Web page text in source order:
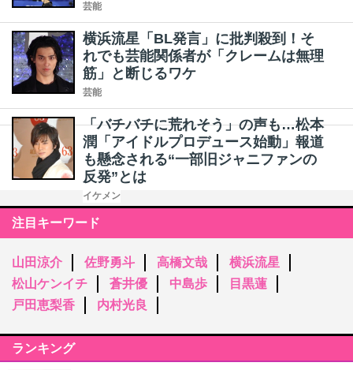
芸能
横浜流星「BL発言」に批判殺到！そ
れでも芸能関係者が「クレームは無理
筋」と断じるワケ
芸能
「バチバチに荒れそう」の声も…松本
潤「アイドルプロデュース始動」報道
も懸念される“一部旧ジャニファンの
反発”とは
イケメン
注目キーワード
山田涼介 佐野勇斗 高橋文哉
横浜流星
松山ケンイチ
蒼井優 中島歩
目黒蓮
戸田恵梨香
内村光良
ランキング